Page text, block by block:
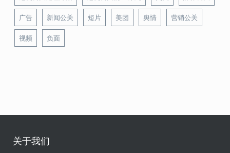
广告 新闻公关 短片 美团 舆情 营销公关
视频 负面
关于我们